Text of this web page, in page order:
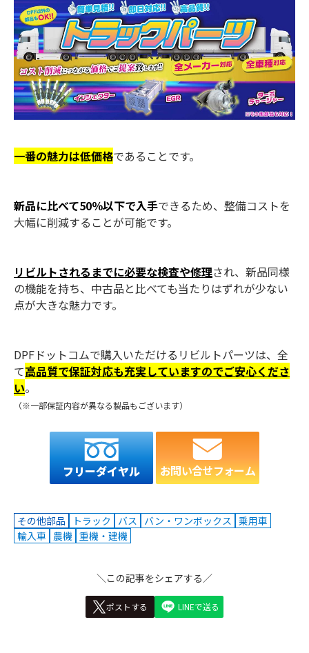
一番の魅力は低価格であることです。
新品に比べて50％以下で入手できるため、整備コストを
大幅に削減することが可能です。
リビルトされるまでに必要な検査や修理され、新品同様
の機能を持ち、中古品と比べても当たりはずれが少ない
点が大きな魅力です。
DPFドットコムで購入いただけるリビルトパーツは、全
て高品質で保証対応も充実していますのでご安心くださ
い。
（※一部保証内容が異なる製品もございます）
フリーダイヤル お問い合せフォーム
その他部品 トラック バス バン・ワンボックス 乗用車
輸入車 農機 重機・建機
＼この記事をシェアする／
ポストする LINEで送る